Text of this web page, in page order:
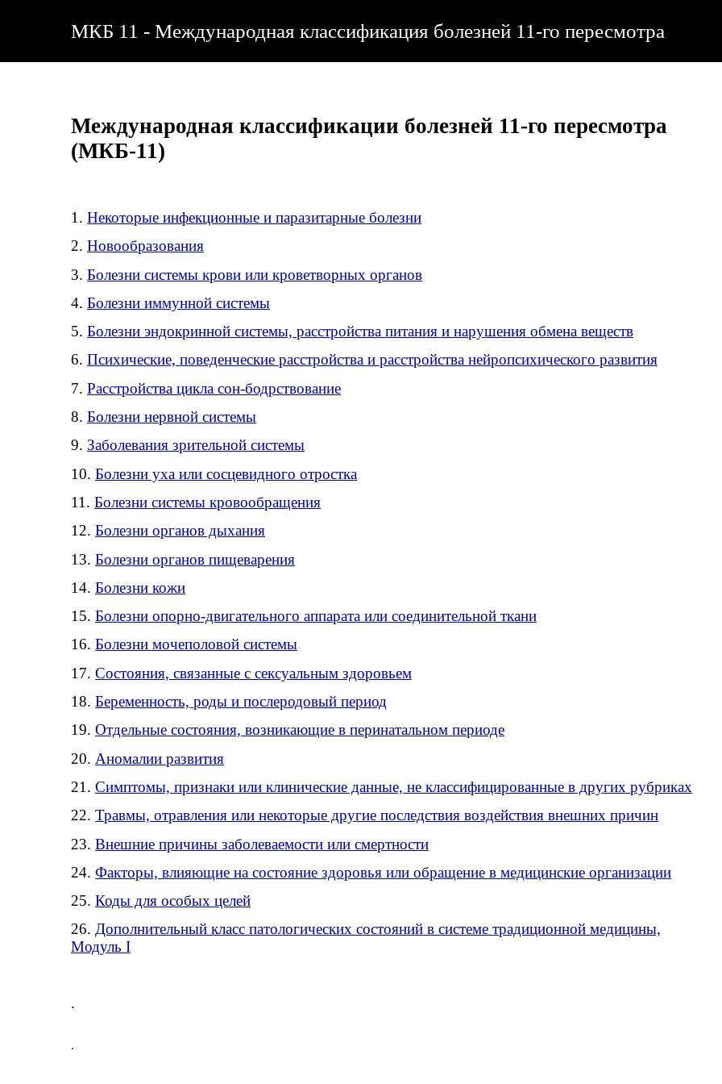
МКБ 11 - Международная классификация болезней 11-го пересмотра
Международная классификации болезней 11-го пересмотра
(МКБ-11)
1. Некоторые инфекционные и паразитарные болезни
2. Новообразования
3. Болезни системы крови или кроветворных органов
4. Болезни иммунной системы
5. Болезни эндокринной системы, расстройства питания и нарушения обмена веществ
6. Психические, поведенческие расстройства и расстройства нейропсихического развития
7. Расстройства цикла сон-бодрствование
8. Болезни нервной системы
9. Заболевания зрительной системы
10. Болезни уха или сосцевидного отростка
11. Болезни системы кровообращения
12. Болезни органов дыхания
13. Болезни органов пищеварения
14. Болезни кожи
15. Болезни опорно-двигательного аппарата или соединительной ткани
16. Болезни мочеполовой системы
17. Состояния, связанные с сексуальным здоровьем
18. Беременность, роды и послеродовый период
19. Отдельные состояния, возникающие в перинатальном периоде
20. Аномалии развития
21. Симптомы, признаки или клинические данные, не классифицированные в других рубриках
22. Травмы, отравления или некоторые другие последствия воздействия внешних причин
23. Внешние причины заболеваемости или смертности
24. Факторы, влияющие на состояние здоровья или обращение в медицинские организации
25. Коды для особых целей
26. Дополнительный класс патологических состояний в системе традиционной медицины,
Модуль I
.
.